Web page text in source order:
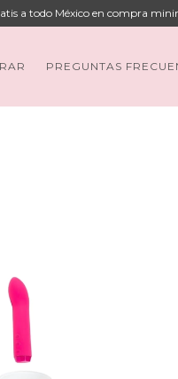
a todo México en compra
PREGUNTAS